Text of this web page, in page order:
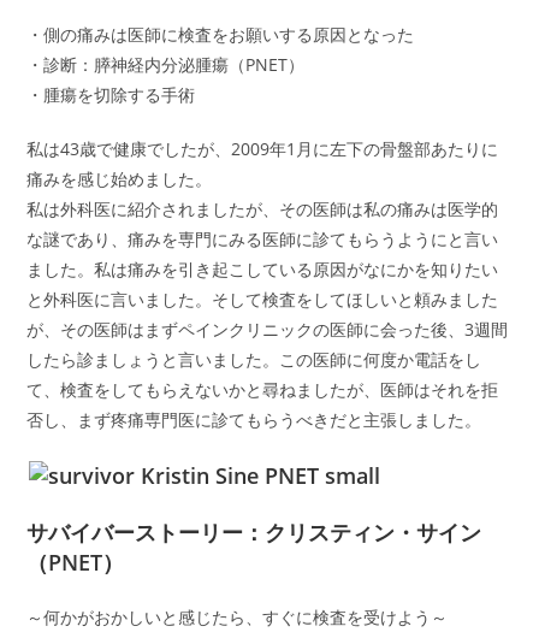
・側の痛みは医師に検査をお願いする原因となった
・診断：膵神経内分泌腫瘍（PNET）
・腫瘍を切除する手術
私は43歳で健康でしたが、2009年1月に左下の骨盤部あたりに
痛みを感じ始めました。
私は外科医に紹介されましたが、その医師は私の痛みは医学的
な謎であり、痛みを専門にみる医師に診てもらうようにと言い
ました。私は痛みを引き起こしている原因がなにかを知りたい
と外科医に言いました。そして検査をしてほしいと頼みました
が、その医師はまずペインクリニックの医師に会った後、3週間
したら診ましょうと言いました。この医師に何度か電話をし
て、検査をしてもらえないかと尋ねましたが、医師はそれを拒
否し、まず疼痛専門医に診てもらうべきだと主張しました。
サバイバーストーリー：クリスティン・サイン
（PNET）
～何かがおかしいと感じたら、すぐに検査を受けよう～